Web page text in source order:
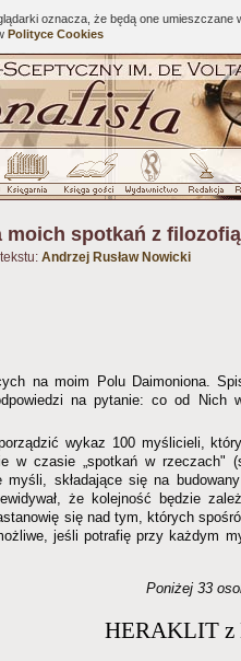
oznacza, że będą one umieszczane
Polityce Cookies
moich spotkań z
Andrzej Rusław Nowicki
na moim Polu Daimoniona.
na pytanie: co od Nich
wykaz 100 myślicieli,
w czasie „spotkań w rzeczach"
myśli, składające się na
że kolejność będzie
się nad tym, których
jeśli potrafię przy każdym
Poniżej 33
HERAKLIT z